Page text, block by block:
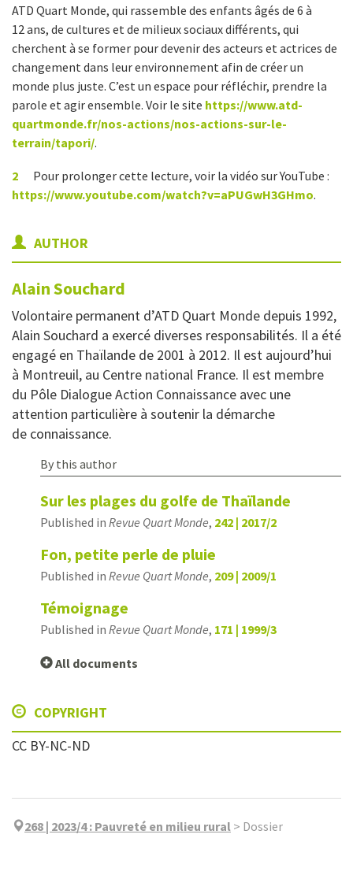
ATD Quart Monde, qui rassemble des enfants âgés de 6 à
12 ans, de cultures et de milieux sociaux différents, qui
cherchent à se former pour devenir des acteurs et actrices de
changement dans leur environnement afin de créer un
monde plus juste. C’est un espace pour réfléchir, prendre la
parole et agir ensemble. Voir le site https://www.atd-
quartmonde.fr/nos-actions/nos-actions-sur-le-
terrain/tapori/.
2
Pour prolonger cette lecture, voir la vidéo sur YouTube :
https://www.youtube.com/watch?v=aPUGwH3GHmo.
AUTHOR
AlainSouchard
Volontaire permanent d’ATD Quart Monde depuis 1992,
Alain Souchard a exercé diverses responsabilités. Il a été
engagé en Thaïlande de 2001 à 2012. Il est aujourd’hui
à Montreuil, au Centre national France. Il est membre
du Pôle Dialogue Action Connaissance avec une
attention particulière à soutenir la démarche
de connaissance.
By this author
Sur les plages du golfe de Thaïlande
Published in Revue Quart Monde, 242 | 2017/2
Fon, petite perle de pluie
Published in Revue Quart Monde, 209 | 2009/1
Témoignage
Published in Revue Quart Monde, 171 | 1999/3
All documents
COPYRIGHT
CC BY-NC-ND
268 | 2023/4: Pauvreté en milieu rural > Dossier